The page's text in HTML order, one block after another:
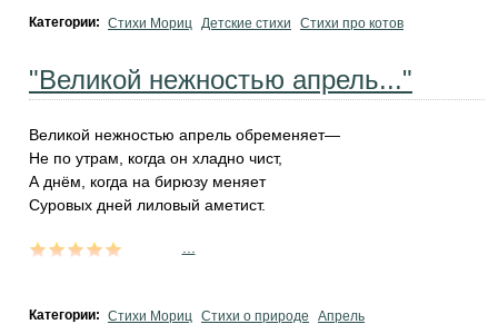
Категории: Стихи Мориц Детские стихи Стихи про котов
"Великой нежностью апрель..."
Великой нежностью апрель обременяет—
Не по утрам, когда он хладно чист,
А днём, когда на бирюзу меняет
Суровых дней лиловый аметист.
Категории: Стихи Мориц Стихи о природе Апрель